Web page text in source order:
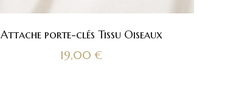
Attache porte-clés Tissu Oiseaux
19,00 €